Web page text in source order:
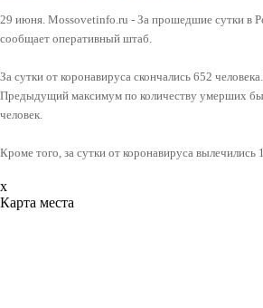
29 июня. Mossovetinfo.ru - За прошедшие сутки в
сообщает оперативный штаб.
За сутки от коронавируса скончались 652
Предыдущий максимум по количеству умерших
человек.
Кроме того, за сутки от коронавируса
x
Карта места